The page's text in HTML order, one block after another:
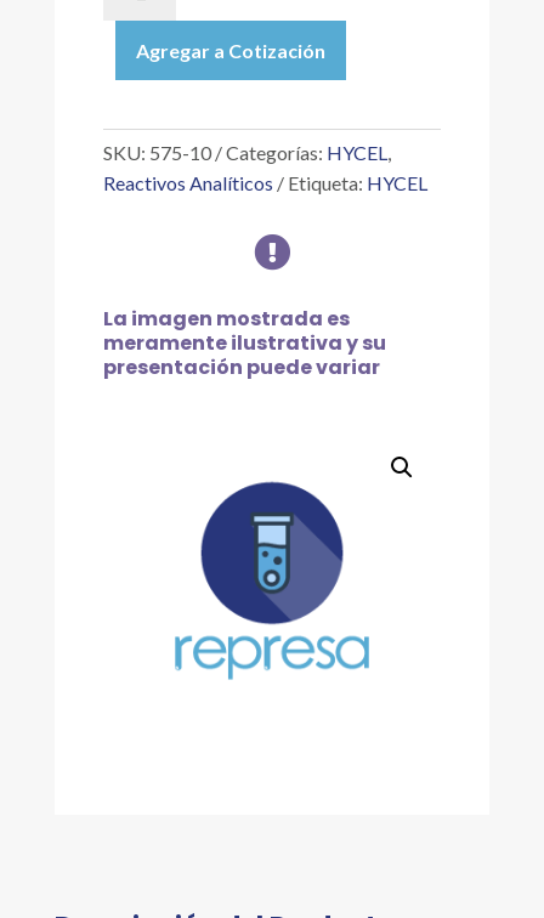
ARGININA
10
cantidad
Agregar a Cotización
SKU: 575-10 Categorías: HYCEL,
Reactivos Analíticos
Etiqueta: HYCEL

La imagen mostrada es
meramente ilustrativa y su
presentación puede variar